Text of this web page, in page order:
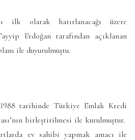
ilk olarak hatırlanacağı üzere
Erdoğan tarafından açıklanan
ile duyurulmuştu.
tarihinde Türkiye Emlak Kredi
birleştirilmesi ile kurulmuştur.
ev sahibi yapmak amacı ile